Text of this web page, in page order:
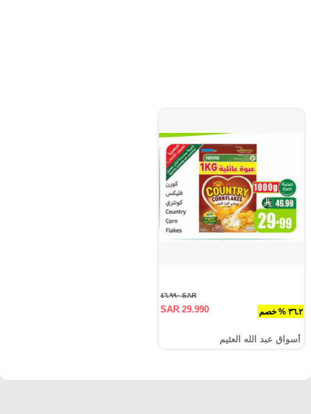
٣٦.٢ % خصم
SAR ٤٦.٩٩٠
SAR 29.990
أسواق عبد الله العثيم